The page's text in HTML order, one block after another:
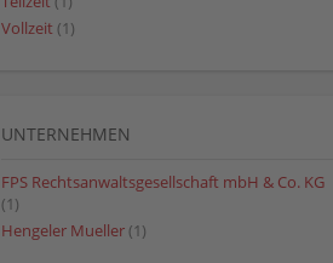
Vollzeit (1)
UNTERNEHMEN
FPS Rechtsanwaltsgesellschaft mbH & Co. KG
(1)
Hengeler Mueller (1)